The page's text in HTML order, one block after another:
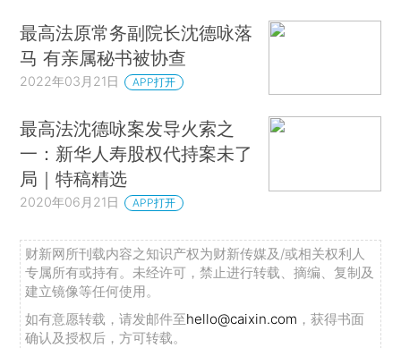
最高法原常务副院长沈德咏落
马 有亲属秘书被协查
2022年03月21日 APP打开
最高法沈德咏案发导火索之
一：新华人寿股权代持案未了
局｜特稿精选
2020年06月21日 APP打开
财新网所刊载内容之知识产权为财新传媒及/或相关权利人
专属所有或持有。未经许可，禁止进行转载、摘编、复制及
建立镜像等任何使用。
如有意愿转载，请发邮件至hello@caixin.com ，获得书面
确认及授权后，方可转载。